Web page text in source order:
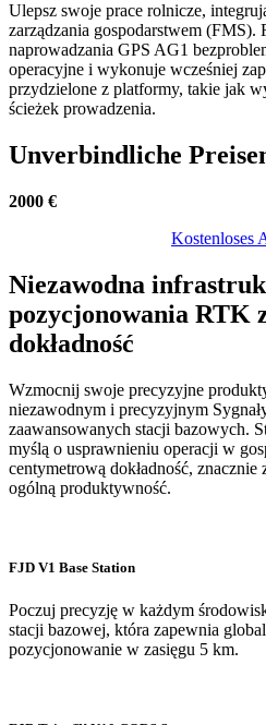
Ulepsz swoje prace rolnicze,
zarządzania gospodarstwem (FMS).
naprowadzania GPS AG1
operacyjne i wykonuje wcześniej
przydzielone z platformy, takie jak
ścieżek prowadzenia.
Unverbindliche
2000 €
Kostenloses
Niezawodna
pozycjonowania RTK
dokładność
Wzmocnij swoje precyzyjne
niezawodnym i precyzyjnym
zaawansowanych stacji bazowych.
myślą o usprawnieniu operacji w
centymetrową dokładność,
ogólną produktywność.
FJD V1 Base Station
Poczuj precyzję w każdym
stacji bazowej, która zapewnia
pozycjonowanie w zasięgu 5 km.